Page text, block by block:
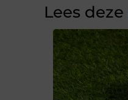
Lees deze